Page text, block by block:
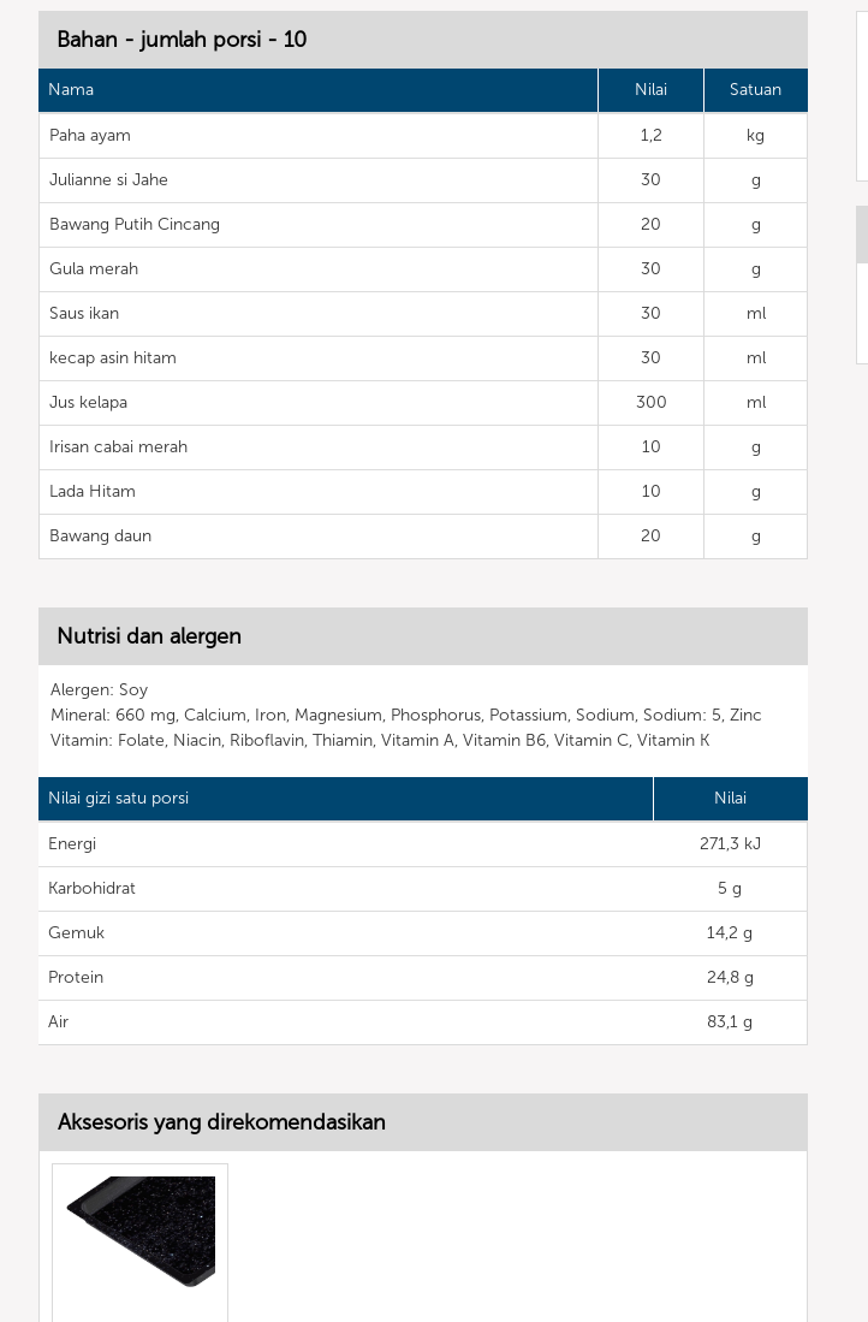
Bahan - jumlah porsi - 10
Nama Nilai Satuan
Paha ayam 1,2 kg
Julianne si Jahe 30 g
Bawang Putih Cincang 20 g
Gula merah 30 g
Saus ikan 30 ml
kecap asin hitam 30 ml
Jus kelapa 300 ml
Irisan cabai merah 10 g
Lada Hitam 10 g
Bawang daun 20 g
Nutrisi dan alergen
Alergen: Soy
Mineral: 660 mg, Calcium, Iron, Magnesium, Phosphorus, Potassium, Sodium, Sodium: 5, Zinc
Vitamin: Folate, Niacin, Riboflavin, Thiamin, Vitamin A, Vitamin B6, Vitamin C, Vitamin K
Nilai gizi satu porsi Nilai
Energi 271,3 kJ
Karbohidrat 5 g
Gemuk 14,2 g
Protein 24,8 g
Air 83,1 g
Aksesoris yang direkomendasikan